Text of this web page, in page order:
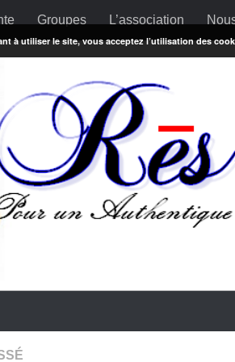
Groupes L’association
à utiliser le site, vous acceptez l’utilisation des